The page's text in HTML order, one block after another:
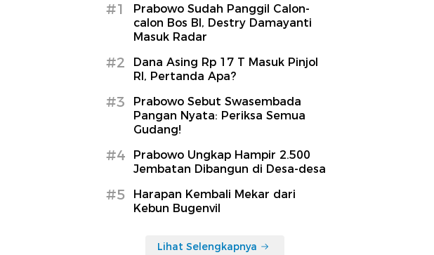
#1
Prabowo Sudah Panggil Calon-
calon Bos BI, Destry Damayanti
Masuk Radar
#2
Dana Asing Rp 17 T Masuk Pinjol
RI, Pertanda Apa?
#3
Prabowo Sebut Swasembada
Pangan Nyata: Periksa Semua
Gudang!
#4
Prabowo Ungkap Hampir 2.500
Jembatan Dibangun di Desa-desa
#5
Harapan Kembali Mekar dari
Kebun Bugenvil
Lihat Selengkapnya